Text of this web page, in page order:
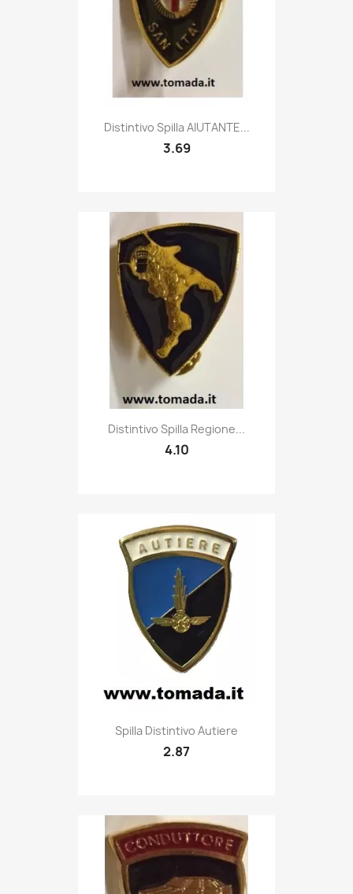
Quick view
Distintivo Spilla AIUTANTE...
3.69
Quick view
Distintivo Spilla Regione...
4.10
Quick view
Spilla Distintivo Autiere
2.87